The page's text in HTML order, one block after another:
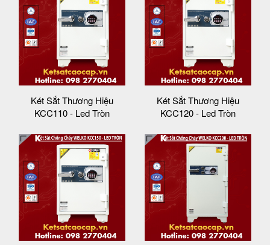
Két Sắt Thương Hiệu
KCC110 - Led Tròn
Két Sắt Thương Hiệu
KCC120 - Led Tròn